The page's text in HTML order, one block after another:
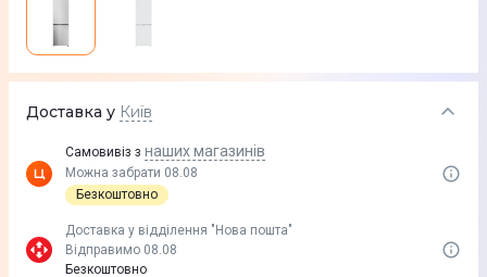
Доставка у Київ
Самовивіз з наших магазинів
Можна забрати 08.08
Безкоштовно
Доставка у вiддiлення "Нова пошта"
Відправимо 08.08
Безкоштовно